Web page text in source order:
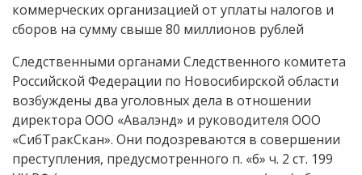
коммерческих организацией от уплаты налогов и
сборов на сумму свыше 80 миллионов рублей
Следственными органами Следственного комитета
Российской Федерации по Новосибирской области
возбуждены два уголовных дела в отношении
директора ООО «Авалэнд» и руководителя ООО
«СибТракСкан». Они подозреваются в совершении
преступления, предусмотренного п. «б» ч. 2 ст. 199